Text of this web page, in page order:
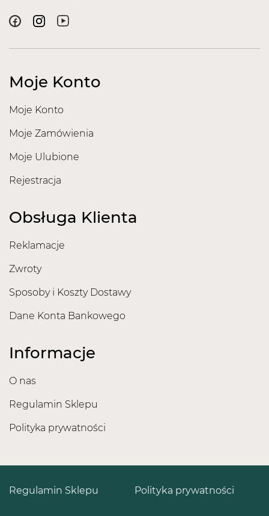
Moje Konto
Moje Konto
Moje Zamówienia
Moje Ulubione
Rejestracja
Obsługa Klienta
Reklamacje
Zwroty
Sposoby i Koszty Dostawy
Dane Konta Bankowego
Informacje
O nas
Regulamin Sklepu
Polityka prywatności
Polityka prywatności
Regulamin Sklepu